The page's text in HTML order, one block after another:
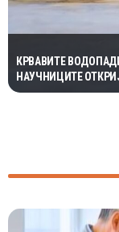
КРВАВИТЕ
НАУЧНИЦИТЕ
МИЛИОНИ ГОДИНИ